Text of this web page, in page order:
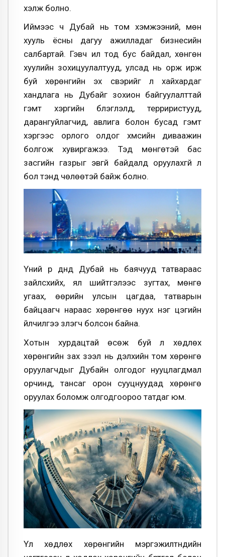
хэлж болно.
Иймээс ч Дубай нь том хэмжээний, мөн
хууль ёсны дагуу ажилладаг бизнесийн
салбартай. Гэвч ил тод бус байдал, хөнгөн
хуулийн зохицуулалтууд, улсад нь орж ирж
буй хөрөнгийн эх үүсвэрийг үл хайхардаг
хандлага нь Дубайг зохион байгуулалттай
гэмт хэргийн бүлэглэлүүд, терриристууд,
дарангуйлагчид, авлига болон бусад гэмт
хэргээс орлого олдог хүмүүсийн диваажин
болгож хувиргажээ. Тэд мөнгөтэй бас
засгийн газрыг эвгүй байдалд оруулахгүй л
бол тэнд чөлөөтэй байж болно.
Үүний үр дүнд Дубай нь баячууд татвараас
зайлсхийх, ял шийтгэлээс зугтах, мөнгө
угаах, өөрийн улсын цагдаа, татварын
байцаагч нараас хөрөнгөө нуух нэг цэгийн
үйлчилгээ үзүүлэгч болсон байна.
Хотын хурдацтай өсөж буй үл хөдлөх
хөрөнгийн зах зээл нь дэлхийн том хөрөнгө
оруулагчдыг Дубайн олгодог нууцлагдмал
орчинд, тансаг орон сууцнуудад хөрөнгө
оруулах боломж олгодгоороо татдаг юм.
Үл хөдлөх хөрөнгийн мэргэжилтнүүдийн